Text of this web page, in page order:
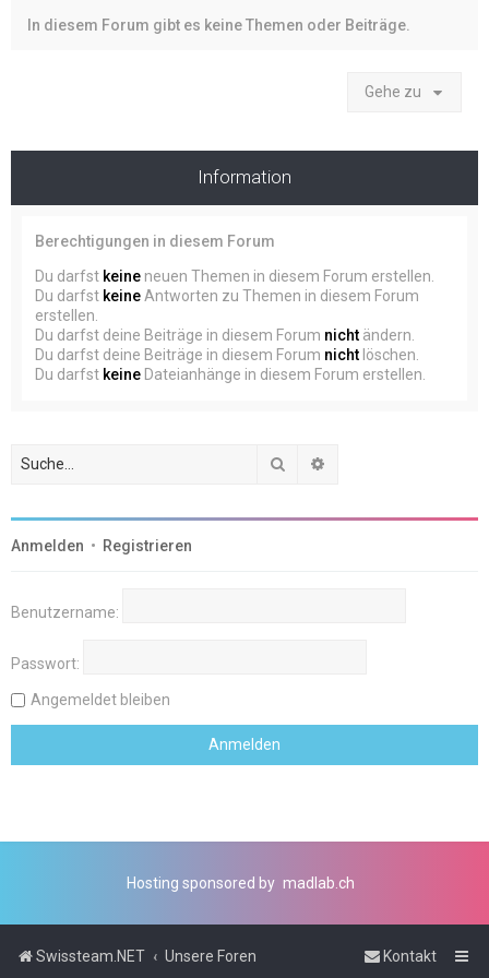
In diesem Forum gibt es keine Themen oder Beiträge.
Gehe zu
Information
Berechtigungen in diesem Forum
Du darfst keine neuen Themen in diesem Forum erstellen.
Du darfst keine Antworten zu Themen in diesem Forum
erstellen.
Du darfst deine Beiträge in diesem Forum nicht ändern.
Du darfst deine Beiträge in diesem Forum nicht löschen.
Du darfst keine Dateianhänge in diesem Forum erstellen.
Suche
Anmelden • Registrieren
Benutzername:
Passwort:
Angemeldet bleiben
Hosting sponsored by madlab.ch
Swissteam.NET Unsere Foren Kontakt